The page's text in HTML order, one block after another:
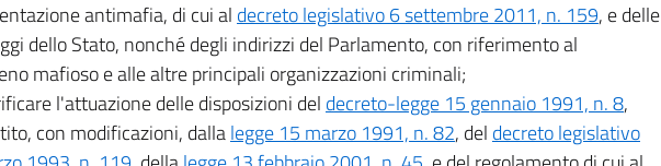
antimafia, di cui al decreto legislativo 6 settembre 2011, n. 159, e delle
dello Stato, nonché degli indirizzi del Parlamento, con riferimento al
mafioso e alle altre principali organizzazioni criminali;
l'attuazione delle disposizioni del decreto-legge 15 gennaio 1991, n. 8,
con modificazioni, dallalegge 15 marzo 1991, n. 82, del decreto legislativo